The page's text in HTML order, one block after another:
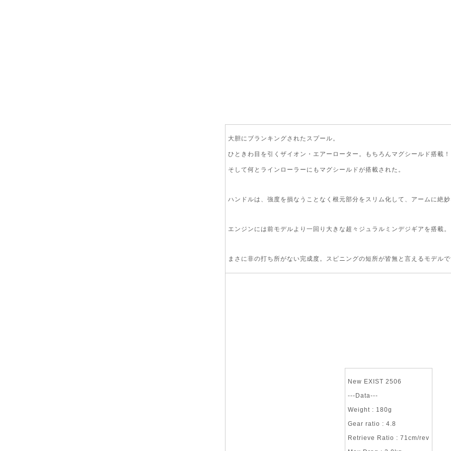
大胆にブランキングされたスプール。
ひときわ目を引くザイオン・エアーローター。もちろんマグシールド搭載！
そして何とラインローラーにもマグシールドが搭載された。
ハンドルは、強度を損なうことなく根元部分をスリム化して、アームに絶
エンジンには前モデルより一回り大きな超々ジュラルミンデジギアを搭載。
まさに非の打ち所がない完成度。スピニングの短所が皆無と言えるモデル
New EXIST 2506
---Data---
Weight : 180g
Gear ratio : 4.8
Retrieve Ratio : 71cm/rev